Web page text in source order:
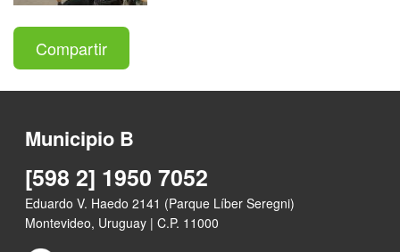
Compartir
Municipio B
[598 2] 1950 7052
Eduardo V. Haedo 2141 (Parque Líber Seregni)
Montevideo, Uruguay | C.P. 11000